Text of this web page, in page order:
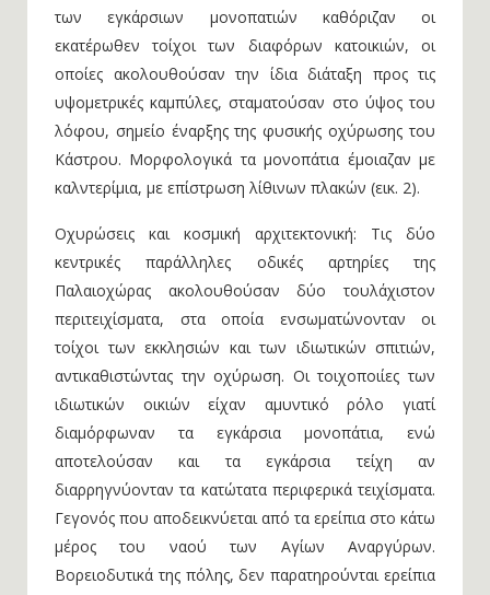
των εγκάρσιων μονοπατιών καθόριζαν οι
εκατέρωθεν τοίχοι των διαφόρων κατοικιών, οι
οποίες ακολουθούσαν την ίδια διάταξη προς τις
υψομετρικές καμπύλες, σταματούσαν στο ύψος του
λόφου, σημείο έναρξης της φυσικής οχύρωσης του
Κάστρου. Μορφολογικά τα μονοπάτια έμοιαζαν με
καλντερίμια, με επίστρωση λίθινων πλακών (εικ. 2).
Οχυρώσεις και κοσμική αρχιτεκτονική: Τις δύο
κεντρικές παράλληλες οδικές αρτηρίες της
Παλαιοχώρας ακολουθούσαν δύο τουλάχιστον
περιτειχίσματα, στα οποία ενσωματώνονταν οι
τοίχοι των εκκλησιών και των ιδιωτικών σπιτιών,
αντικαθιστώντας την οχύρωση. Οι τοιχοποιίες των
ιδιωτικών οικιών είχαν αμυντικό ρόλο γιατί
διαμόρφωναν τα εγκάρσια μονοπάτια, ενώ
αποτελούσαν και τα εγκάρσια τείχη αν
διαρρηγνύονταν τα κατώτατα περιφερικά τειχίσματα.
Γεγονός που αποδεικνύεται από τα ερείπια στο κάτω
μέρος του ναού των Αγίων Αναργύρων.
Βορειοδυτικά της πόλης, δεν παρατηρούνται ερείπια